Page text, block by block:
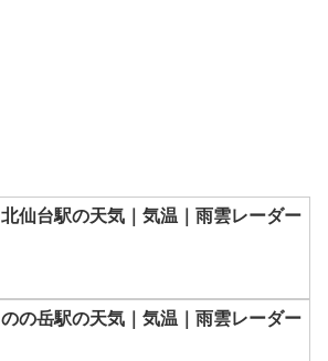
北仙台駅の天気｜気温｜雨雲レーダー
のの岳駅の天気｜気温｜雨雲レーダー